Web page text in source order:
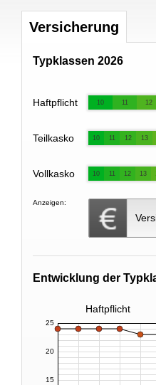
Versicherung
Typklassen 2026
Haftpflicht 10 11 12
Teilkasko 10 11 12 13
Vollkasko 10 11 12 13
Anzeigen:
Entwicklung der
Haftpflicht
15
20
25